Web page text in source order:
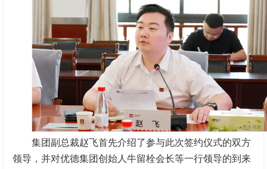
集团副总裁赵飞首先介绍了参与此次签约仪式的双方
领导，并对优德集团创始人牛留栓会长等一行领导的到来